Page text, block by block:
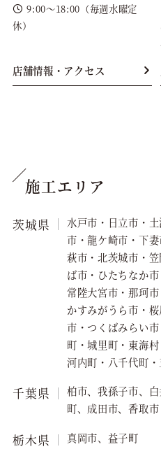
9:00～18:00（毎週水曜定
休）
店舗情報・アクセス
施工エリア
茨城県
水戸市・日立市・
市・龍ケ崎市・下
萩市・北茨城市・
ば市・ひたちなか
常陸大宮市・那珂
かすみがうら市・
市・つくばみらい
町・城里町・東海
河内町・八千代町
千葉県
柏市、我孫子市、
町、成田市、香取市
栃木県 真岡市、益子町